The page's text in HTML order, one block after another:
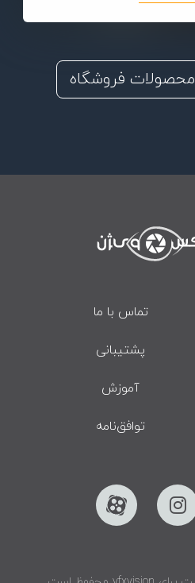
فروشگاه
تماس با ما
پشتیبانی
آموزش
توافق‌نامه